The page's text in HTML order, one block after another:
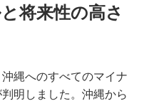
将来性の高さ
縄へのすべてのマイナ
明しました。沖縄から